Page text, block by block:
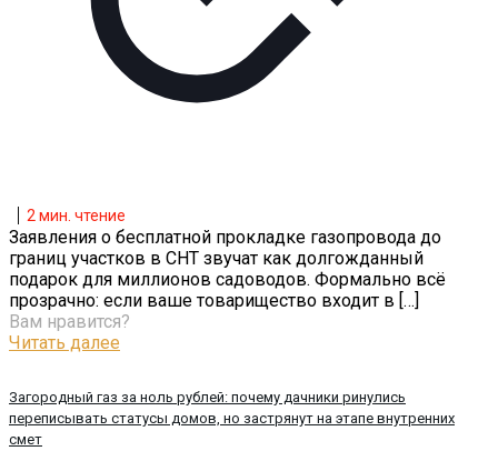
Загородный газ за ноль рублей: почему дачники ринулись
переписывать статусы домов, но застрянут на этапе внутренних
смет
2 мин. чтение
Заявления о бесплатной прокладке газопровода до
границ участков в СНТ звучат как долгожданный
подарок для миллионов садоводов. Формально всё
прозрачно: если ваше товарищество входит в […]
Вам нравится?
Читать далее